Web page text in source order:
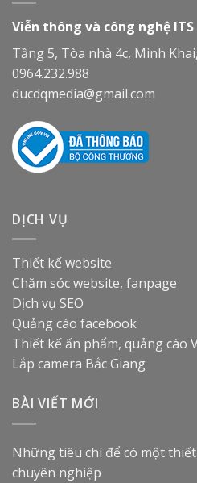
Viễn thông và công nghệ ITS
Tầng 5, Tòa nhà 4c, Minh
0964.232.988
ducdqmedia@gmail.com
DỊCH VỤ
Thiết kế website
Chăm sóc website, fanpage
Dịch vụ SEO
Quảng cáo facebook
Thiết kế ấn phẩm, quảng cáo
Lắp camera Bắc Giang
BÀI VIẾT MỚI
Những tiêu chí để có một
chuyên nghiệp